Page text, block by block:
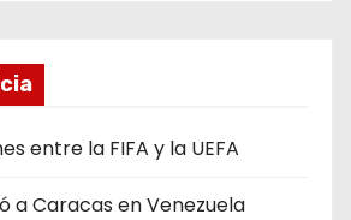
entre la FIFA y la UEFA
a Caracas en Venezuela